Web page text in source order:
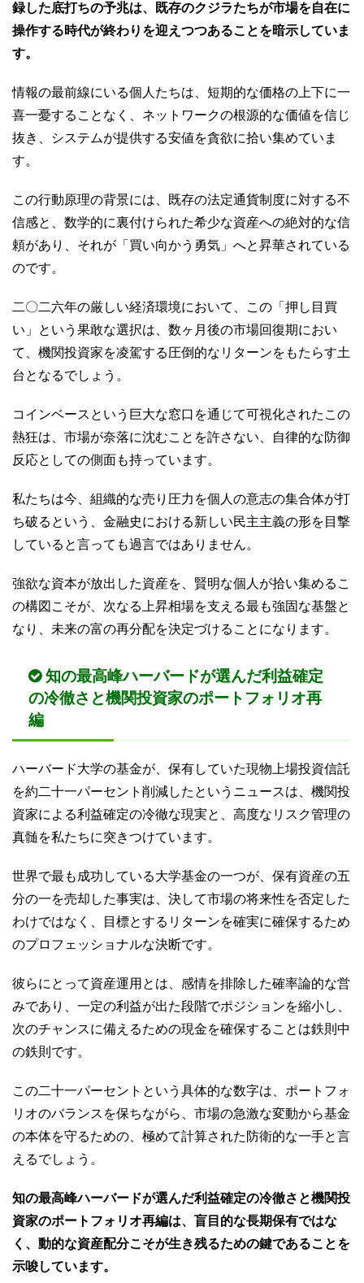
録した底打ちの予兆は、既存のクジラたちが市場を自在に
操作する時代が終わりを迎えつつあることを暗示していま
す。
情報の最前線にいる個人たちは、短期的な価格の上下に一
喜一憂することなく、ネットワークの根源的な価値を信じ
抜き、システムが提供する安値を貪欲に拾い集めていま
す。
この行動原理の背景には、既存の法定通貨制度に対する不
信感と、数学的に裏付けられた希少な資産への絶対的な信
頼があり、それが「買い向かう勇気」へと昇華されている
のです。
二〇二六年の厳しい経済環境において、この「押し目買
い」という果敢な選択は、数ヶ月後の市場回復期におい
て、機関投資家を凌駕する圧倒的なリターンをもたらす土
台となるでしょう。
コインベースという巨大な窓口を通じて可視化されたこの
熱狂は、市場が奈落に沈むことを許さない、自律的な防御
反応としての側面も持っています。
私たちは今、組織的な売り圧力を個人の意志の集合体が打
ち破るという、金融史における新しい民主主義の形を目撃
していると言っても過言ではありません。
強欲な資本が放出した資産を、賢明な個人が拾い集めるこ
の構図こそが、次なる上昇相場を支える最も強固な基盤と
なり、未来の富の再分配を決定づけることになります。
知の最高峰ハーバードが選んだ利益確定
の冷徹さと機関投資家のポートフォリオ再
編
ハーバード大学の基金が、保有していた現物上場投資信託
を約二十一パーセント削減したというニュースは、機関投
資家による利益確定の冷徹な現実と、高度なリスク管理の
真髄を私たちに突きつけています。
世界で最も成功している大学基金の一つが、保有資産の五
分の一を売却した事実は、決して市場の将来性を否定した
わけではなく、目標とするリターンを確実に確保するため
のプロフェッショナルな決断です。
彼らにとって資産運用とは、感情を排除した確率論的な営
みであり、一定の利益が出た段階でポジションを縮小し、
次のチャンスに備えるための現金を確保することは鉄則中
の鉄則です。
この二十一パーセントという具体的な数字は、ポートフォ
リオのバランスを保ちながら、市場の急激な変動から基金
の本体を守るための、極めて計算された防衛的な一手と言
えるでしょう。
知の最高峰ハーバードが選んだ利益確定の冷徹さと機関投
資家のポートフォリオ再編は、盲目的な長期保有ではな
く、動的な資産配分こそが生き残るための鍵であることを
示唆しています。